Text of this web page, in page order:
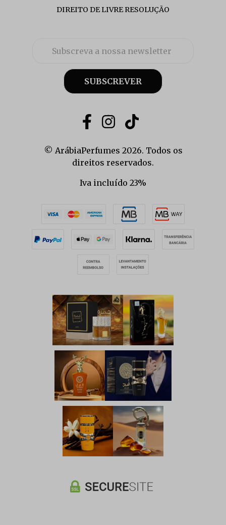
DIREITO DE LIVRE RESOLUÇÃO
SUBSCREVER
© ArábiaPerfumes 2026. Todos os
direitos reservados.
Iva incluído 23%